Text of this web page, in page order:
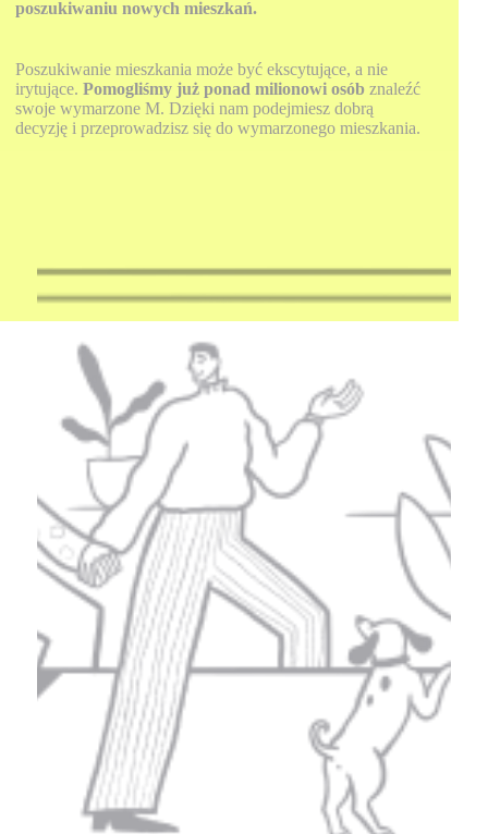
poszukiwaniu nowych mieszkań.
Poszukiwanie mieszkania może być ekscytujące, a nie
irytujące.Pomogliśmy już ponad milionowi osób znaleźć
swoje wymarzone M. Dzięki nam podejmiesz dobrą
decyzję i przeprowadzisz się do wymarzonego mieszkania.